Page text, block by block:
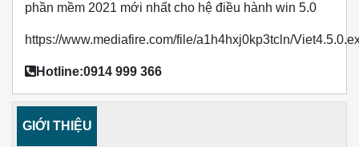
phần mềm 2021 mới nhất cho hệ điều hành win 5.0
https://www.mediafire.com/file/a1h4hxj0kp3tcln/
Hotline:0914 999 366
GIỚI THIỆU